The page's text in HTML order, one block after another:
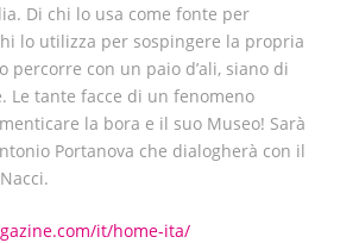
Di chi lo usa come fonte per
lo utilizza per sospingere la propria
percorre con un paio d’ali, siano di
Le tante facce di un fenomeno
la bora e il suo Museo! Sarà
Portanova che dialogherà con il
it/home-ita/